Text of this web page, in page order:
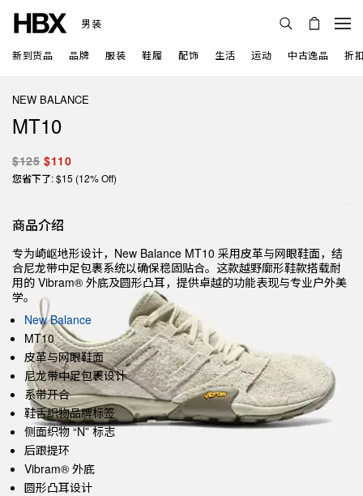
男装
新到货品 品牌 服装 鞋履 配饰 生活 运动 中古逸品 折
NEW BALANCE
MT10
$125 $110
您省下了: $15 (12% Off)
商品介绍
专为崎岖地形设计，New Balance MT10 采用皮革与网眼鞋面，结
合尼龙带中足包裹系统以确保稳固贴合。这款越野廓形鞋款搭载耐
用的 Vibram® 外底及圆形凸耳，提供卓越的功能表现与专业户外美
学。
New Balance
MT10
皮革与网眼鞋面
尼龙带中足包裹设计
系带开合
鞋舌织物品牌标签
侧面织物 “N” 标志
后跟提环
Vibram® 外底
圆形凸耳设计